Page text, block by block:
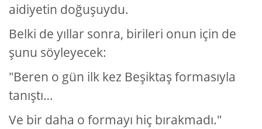
aidiyetin doğuşuydu.
Belki de yıllar sonra, birileri onun için de
şunu söyleyecek:
"Beren o gün ilk kez Beşiktaş formasıyla
tanıştı…
Ve bir daha o formayı hiç bırakmadı."